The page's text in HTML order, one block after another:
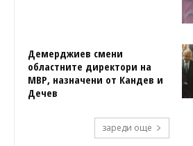
Демерджиев смени
областните директори на
МВР, назначени от Кандев и
Дечев
зареди още